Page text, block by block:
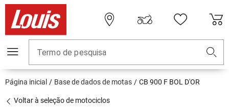
Termo de pesquisa
Página inicial Base de dados de motas CB 900 F BOL D'OR
Voltar à seleção de motociclos